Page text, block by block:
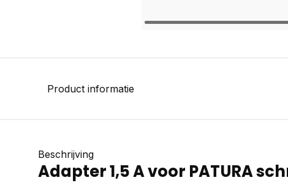
Product informatie
Beschrijving
Adapter 1,5 A voor PATURA